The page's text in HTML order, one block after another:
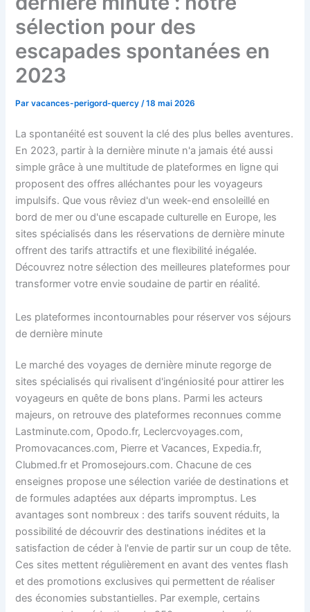
sélection pour des
escapades spontanées en
2023
Parvacances-perigord-quercy/18 mai 2026
La spontanéité est souvent la clé des plus belles aventures.
En 2023, partir à la dernière minute n'a jamais été aussi
simple grâce à une multitude de plateformes en ligne qui
proposent des offres alléchantes pour les voyageurs
impulsifs. Que vous rêviez d'un week-end ensoleillé en
bord de mer ou d'une escapade culturelle en Europe, les
sites spécialisés dans les réservations de dernière minute
offrent des tarifs attractifs et une flexibilité inégalée.
Découvrez notre sélection des meilleures plateformes pour
transformer votre envie soudaine de partir en réalité.
Les plateformes incontournables pour réserver vos séjours
de dernière minute
Le marché des voyages de dernière minute regorge de
sites spécialisés qui rivalisent d'ingéniosité pour attirer les
voyageurs en quête de bons plans. Parmi les acteurs
majeurs, on retrouve des plateformes reconnues comme
Lastminute.com, Opodo.fr, Leclercvoyages.com,
Promovacances.com, Pierre et Vacances, Expedia.fr,
Clubmed.fr et Promosejours.com. Chacune de ces
enseignes propose une sélection variée de destinations et
de formules adaptées aux départs impromptus. Les
avantages sont nombreux : des tarifs souvent réduits, la
possibilité de découvrir des destinations inédites et la
satisfaction de céder à l'envie de partir sur un coup de tête.
Ces sites mettent régulièrement en avant des ventes flash
et des promotions exclusives qui permettent de réaliser
des économies substantielles. Par exemple, certains